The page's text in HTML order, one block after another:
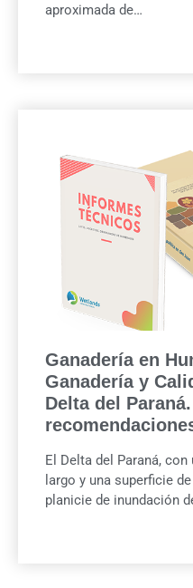
aproximada de…
Ganadería en
Ganadería y
Delta del
El Delta del Paraná,
largo y una superficie
planicie de inundación